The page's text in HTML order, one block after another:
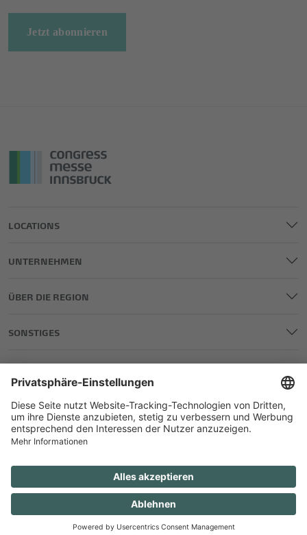
Jetzt abonnieren
LOCATIONS
UNTERNEHMEN
ÜBER DIE REGION
SONSTIGES
IMPRESSUM